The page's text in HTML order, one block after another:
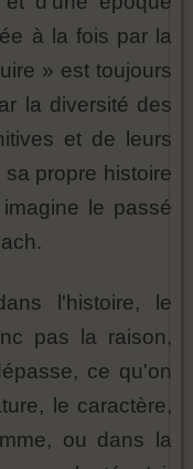
à la fois par la
» est toujours
la diversité des
et de leurs
propre histoire
le passé
l'histoire, le
pas la raison,
ce qu'on
le caractère,
ou dans la